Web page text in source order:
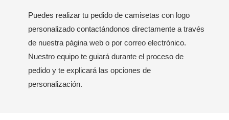
Puedes realizar tu pedido de camisetas con logo
personalizado contactándonos directamente a través
de nuestra página web o por correo electrónico.
Nuestro equipo te guiará durante el proceso de
pedido y te explicará las opciones de
personalización.